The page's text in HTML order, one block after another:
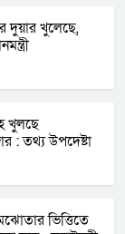
দুয়ার খুলেছে,
খুলছে
: তথ্য উপদেষ্টা
ভিত্তিতে